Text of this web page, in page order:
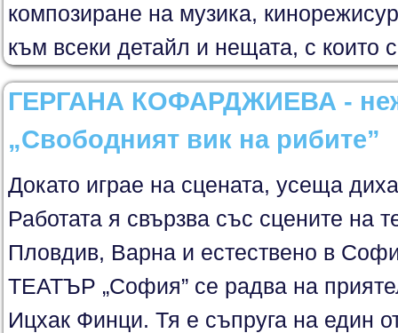
композиране на музика,
към всеки детайл и нещата, с които
ГЕРГАНА КОФАРДЖИЕВА -
„Свободният вик на рибите”
Докато играе на сцената, усеща
Работата я свързва със сцените на
Пловдив, Варна и естествено в
ТЕАТЪР „София” се радва на
Ицхак Финци. Тя е съпруга на един